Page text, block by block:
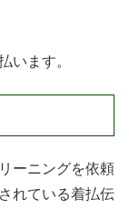
います。
ーニングを依頼
れている着払伝